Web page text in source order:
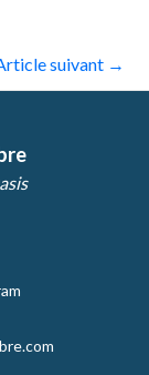
suivant →